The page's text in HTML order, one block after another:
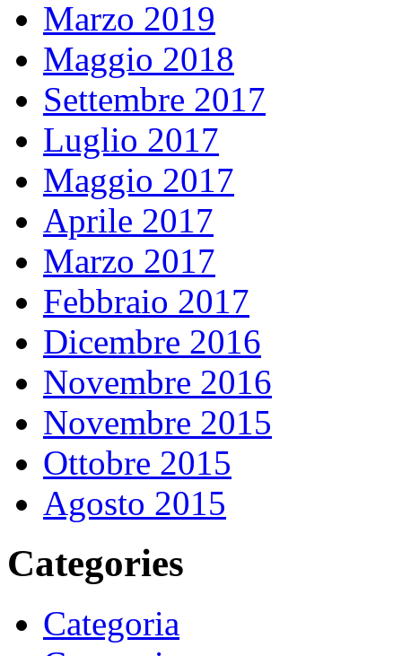
Marzo 2019
Maggio 2018
Settembre 2017
Luglio 2017
Maggio 2017
Aprile 2017
Marzo 2017
Febbraio 2017
Dicembre 2016
Novembre 2016
Novembre 2015
Ottobre 2015
Agosto 2015
Categories
Categoria